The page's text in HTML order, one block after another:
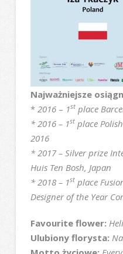
Najważniejsze
* 2016– 1stplace
* 2016 – 1stplace
2016
* 2017 – Silver prize
Huis Ten Bosh, Japan
* 2018 – 1stplace
Designer of the Year
Favourite flower:
Ulubiony florysta: